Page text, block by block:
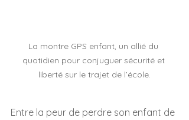
La montre GPS enfant, un allié du
quotidien pour conjuguer sécurité et
liberté sur le trajet de l’école.
Entre la peur de perdre son enfant de